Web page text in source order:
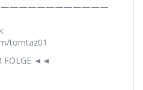
tomtaz01
FOLGE ◄◄